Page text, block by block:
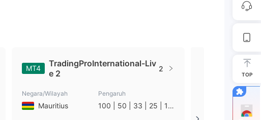
MT4
TradingProInternational-Liv
e 2
2
Negara/Wilayah
Mauritius
Pengaruh
100 | 50 | 33 | 25 | 10
Negara/Wilayah
Mauritius
TOP